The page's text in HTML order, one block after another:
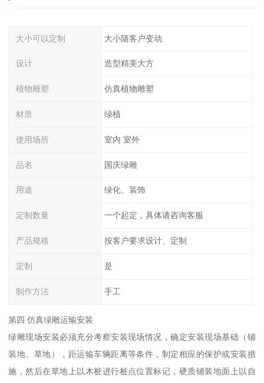
大小可以定制 大小随客户变动
设计 造型精美大方
植物雕塑 仿真植物雕塑
材质 绿植
使用场所 室内 室外
品名 国庆绿雕
用途 绿化、装饰
定制数量 一个起定，具体请咨询客服
产品规格 按客户要求设计、定制
定制 是
制作方法 手工
第四 仿真绿雕运输安装
绿雕现场安装必须充分考察安装现场情况，确定安装现场基础（铺
装地、草地），距运输车辆距离等条件，制定相应的保护或安装措
施，然后在草地上以木桩进行桩点位置标记，硬质铺装地面上以自